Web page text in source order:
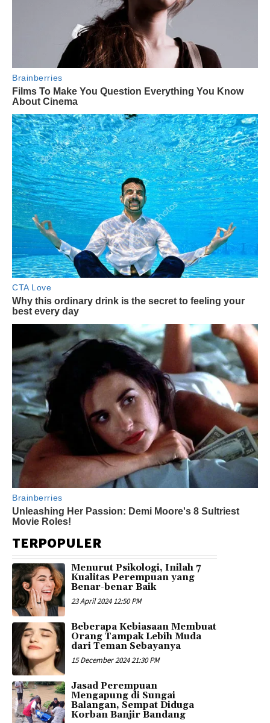
TERPOPULER
Menurut Psikologi, Inilah 7
Kualitas Perempuan yang
Benar-benar Baik
23 April 2024 12:50 PM
Beberapa Kebiasaan Membuat
Orang Tampak Lebih Muda
dari Teman Sebayanya
15 December 2024 21:30 PM
Jasad Perempuan
Mengapung di Sungai
Balangan, Sempat Diduga
Korban Banjir Bandang